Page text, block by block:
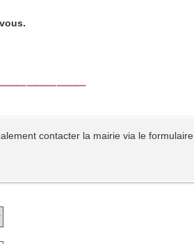
contacter la mairie via le formulaire